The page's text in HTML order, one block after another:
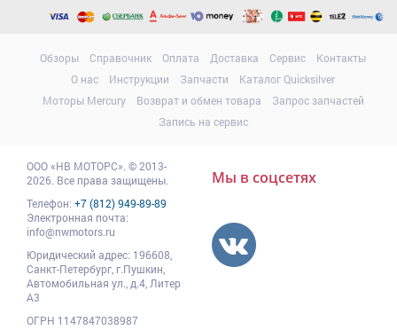
Обзоры Справочник Оплата Доставка Сервис
Контакты
О нас
Инструкции Запчасти
Каталог Quicksilver
Моторы Mercury
Возврат и обмен товара
Запрос запчастей
Запись на сервис
ООО«НВ МОТОРС» © 2013-
2026. Все права защищены.
Телефон: +7 (812) 949-89-89
Электронная почта:
info@nwmotors.ru
Юридический адрес: 196608
Санкт-Петербург, г.Пушкин
Автомобильная ул., д.4, Литер
А3
ОГРН 1147847038987
Мы в соцсетях